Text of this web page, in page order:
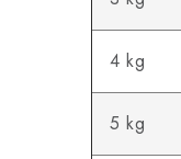
4 kg
5 kg